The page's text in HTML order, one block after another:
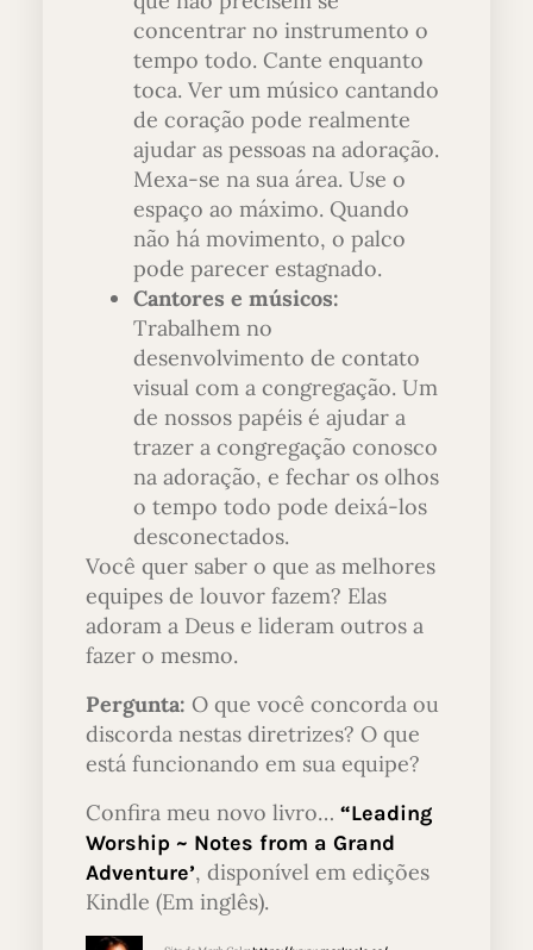
concentrar no instrumento o
tempo todo. Cante enquanto
toca. Ver um músico cantando
de coração pode realmente
ajudar as pessoas na adoração.
Mexa-se na sua área. Use o
espaço ao máximo. Quando
não há movimento, o palco
pode parecer estagnado.
Cantores e músicos:
Trabalhem no
desenvolvimento de contato
visual com a congregação. Um
de nossos papéis é ajudar a
trazer a congregação conosco
na adoração, e fechar os olhos
o tempo todo pode deixá-los
desconectados.
Você quer saber o que as melhores
equipes de louvor fazem? Elas
adoram a Deus e lideram outros a
fazer o mesmo.
Pergunta: O que você concorda ou
discorda nestas diretrizes? O que
está funcionando em sua equipe?
Confira meu novo livro… “Leading
Worship ~ Notes from a Grand
Adventure’, disponível em edições
Kindle (Em inglês).